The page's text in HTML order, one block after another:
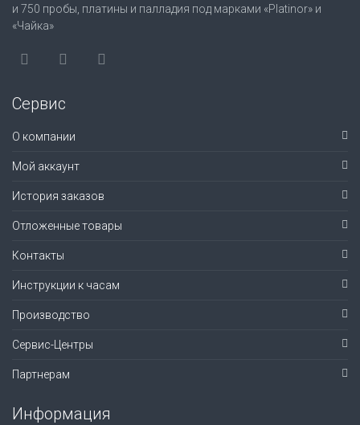
и 750 пробы, платины и палладия под марками «Platinor» и
«Чайка»
Сервис
О компании
Мой аккаунт
История заказов
Отложенные товары
Контакты
Инструкции к часам
Производство
Сервис-Центры
Партнерам
Информация